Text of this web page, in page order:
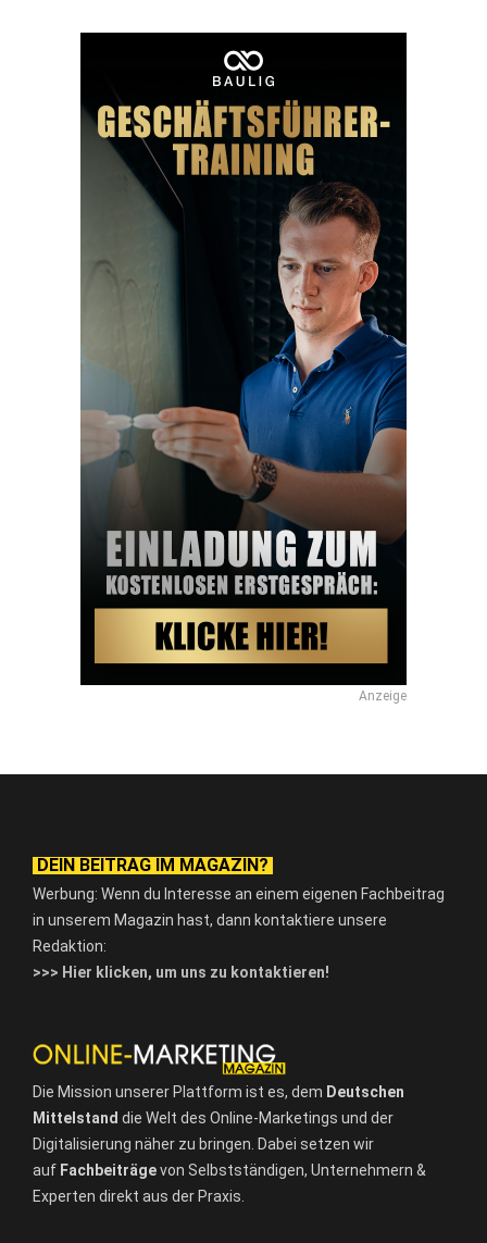
Anzeige
DEIN BEITRAG IM MAGAZIN?
Werbung: Wenn du Interesse an einem eigenen Fachbeitrag
in unserem Magazin hast, dann kontaktiere unsere
Redaktion:
>>> Hier klicken, um uns zu kontaktieren!
Die Mission unserer Plattform ist es, dem Deutschen
Mittelstand die Welt des Online-Marketings und der
Digitalisierung näher zu bringen. Dabei setzen wir
auf Fachbeiträgevon Selbstständigen, Unternehmern &
Experten direkt aus der Praxis.